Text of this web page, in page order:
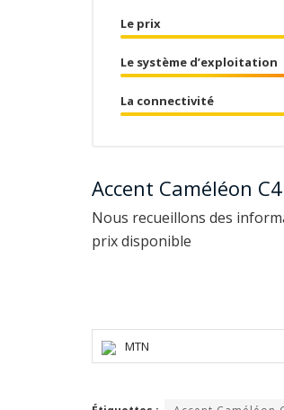
Le prix
Le système d’exploitation
La connectivité
Accent Caméléon C4
Nous recueillons des
prix disponible
MTN